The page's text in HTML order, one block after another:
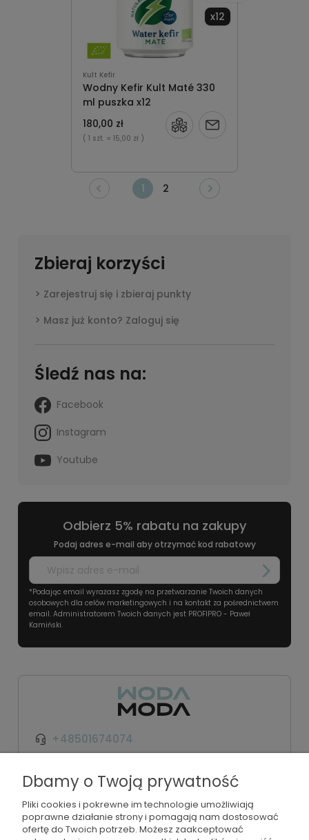
Kult Kefir
Wodny Kefir Kult Maté 330
ml puszka x12
x12
180,00 zł
( 1 szt. = 15,00 zł )
Powiadom
dostępności
1 2
Zbieraj korzyści
Zarejestruj się i zbieraj punkty
Masz już konto? Zaloguj się
Śledź nas na:
Facebook
Instagram
Youtube
Odbierz 5% rabatu na zakupy
Podaj adres e-mail aby otrzymać kod rabatowy
*Podając email wyrażasz zgodę na przetwarzanie Twoich danych
osobowych dla celów marketingowych i na kontakt za pośrednictwem
email. Administratorem Twoich danych jest PROFIPRO - Paweł
Kamiński.
+48501674074
Moje konto
Dbamy o Twoją prywatność
Pliki cookies i pokrewne im technologie umożliwiają
poprawne działanie strony i pomagają nam dostosować
ofertę do Twoich potrzeb. Możesz zaakceptować